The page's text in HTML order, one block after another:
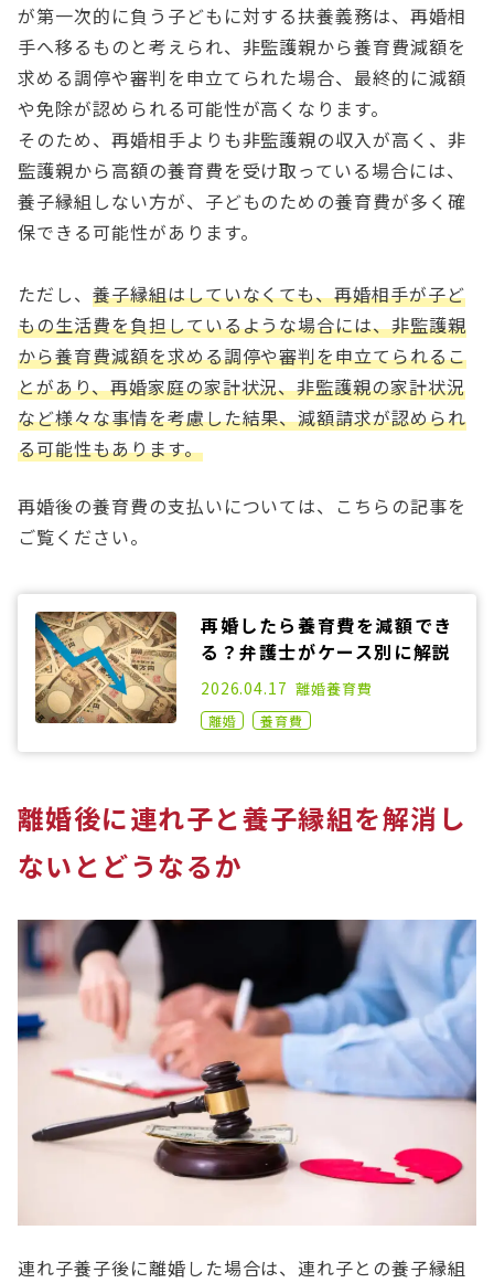
が第一次的に負う子どもに対する扶養義務は、再婚相
手へ移るものと考えられ、非監護親から養育費減額を
求める調停や審判を申立てられた場合、最終的に減額
や免除が認められる可能性が高くなります。
そのため、再婚相手よりも非監護親の収入が高く、非
監護親から高額の養育費を受け取っている場合には、
養子縁組しない方が、子どものための養育費が多く確
保できる可能性があります。
ただし、 養子縁組はしていなくても、再婚相手が子ど
もの生活費を負担しているような場合には、非監護親
から養育費減額を求める調停や審判を申立てられるこ
とがあり、再婚家庭の家計状況、非監護親の家計状況
など様々な事情を考慮した結果、減額請求が認められ
る可能性もあります。
再婚後の養育費の支払いについては、こちらの記事を
ご覧ください。
再婚したら養育費を減額でき
る？弁護士がケース別に解説
2021.01.14
2026.04.17 離婚養育費
離婚 養育費
離婚後に連れ子と養子縁組を解消し
ないとどうなるか
連れ子養子後に離婚した場合は、連れ子との養子縁組